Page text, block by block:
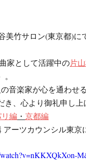
美竹サロン(東京都)に
家として活躍中の片
音楽家が心を通わせる
、心より御礼申し上
編 ・ 京都編
ーツカウンシル東京